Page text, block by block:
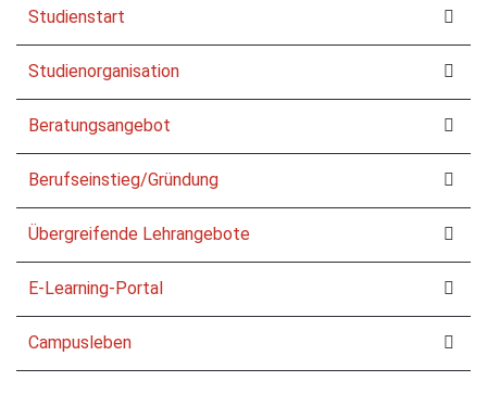
Studienstart
Studienorganisation
Beratungsangebot
Berufseinstieg/Gründung
Übergreifende Lehrangebote
E-Learning-Portal
Campusleben